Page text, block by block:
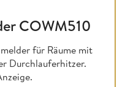
COWM510
für Räume mit
Durchlauferhitzer.